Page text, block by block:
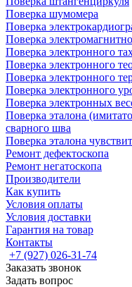
Поверка шумомера
Поверка
Поверка
Поверка электронного
Поверка электронного
Поверка электронного
Поверка электронного
Поверка электронных
Поверка эталона
сварного шва
Поверка эталона
Ремонт дефектоскопа
Ремонт негатоскопа
Производители
Как купить
Условия оплаты
Условия доставки
Гарантия на товар
Контакты
+7 (927) 026-31-74
Заказать звонок
Задать вопрос